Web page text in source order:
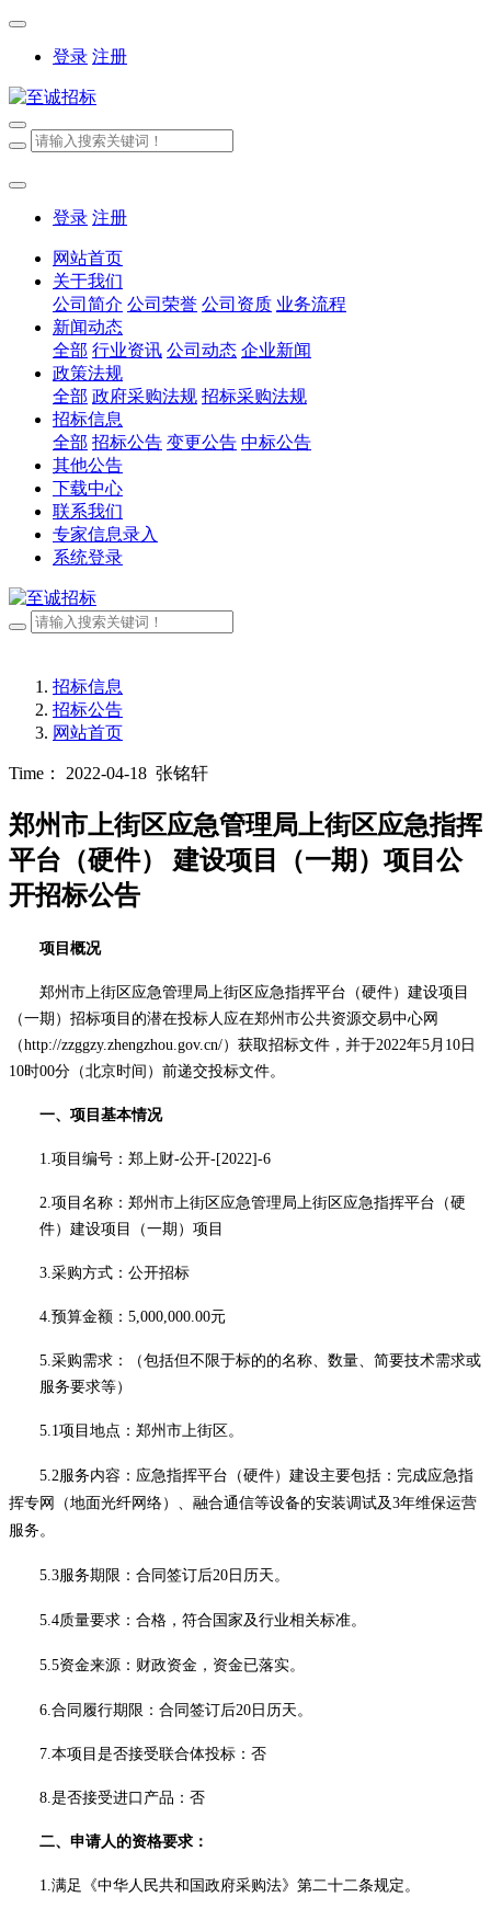
登录 注册
登录 注册
网站首页
关于我们
公司简介 公司荣誉 公司资质 业务流程
新闻动态
全部 行业资讯 公司动态 企业新闻
政策法规
全部 政府采购法规 招标采购法规
招标信息
全部 招标公告 变更公告 中标公告
其他公告
下载中心
联系我们
专家信息录入
系统登录
招标信息
招标公告
网站首页
Time： 2022-04-18 张铭轩
郑州市上街区应急管理局上街区应急指挥
平台（硬件） 建设项目（一期）项目公
开招标公告
项目概况
郑州市上街区应急管理局上街区应急指挥平台（硬件）建设项目
（一期）招标项目的潜在投标人应在郑州市公共资源交易中心网
（http://zzggzy.zhengzhou.gov.cn/）获取招标文件，并于2022年5月10日
10时00分（北京时间）前递交投标文件。
一、项目基本情况
1.项目编号： 郑上财-公开-[2022]-6
2.项目名称： 郑州市上街区应急管理局上街区应急指挥平台（硬
件）建设项目（一期）项目
3.采购方式：公开招标
4.预算金额：5,000,000.00元
5.采购需求：（包括但不限于标的的名称、数量、简要技术需求或
服务要求等）
5.1项目地点：郑州市上街区 。
5.2服务内容： 应急指挥平台（硬件）建设主要包括：完成应急指
挥专网（地面光纤网络）、融合通信等设备的安装调试及3年维保运营
服务。
5.3服务期限：合同签订后20 日历天。
5.4质量要求：合格，符合国家及行业相关标准。
5.5资金来源：财政资金，资金已落实。
6.合同履行期限： 合同签订后20 日历天。
7.本项目是否接受联合体投标：否
8.是否接受进口产品：否
二、申请人的资格要求：
1.满足《中华人民共和国政府采购法》第二十二条规定。